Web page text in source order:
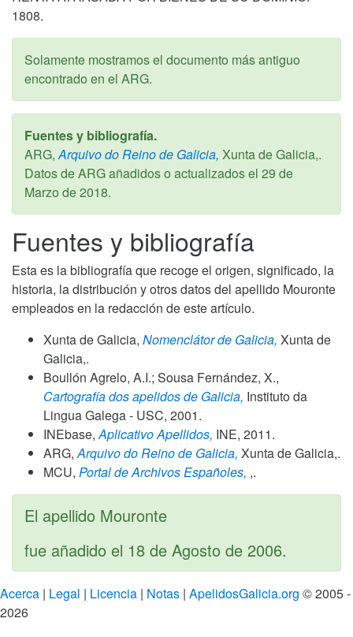
1808.
Solamente mostramos el documento más antiguo
encontrado en el ARG.
Fuentes y bibliografía.
ARG, Arquivo do Reino de Galicia, Xunta de Galicia,.
Datos de ARG añadidos o actualizados el 29 de
Marzo de 2018.
Fuentes y bibliografía
Esta es la bibliografía que recoge el origen, significado, la
historia, la distribución y otros datos del apellido Mouronte
empleados en la redacción de este artículo.
Xunta de Galicia, Nomenclátor de Galicia, Xunta de
Galicia,.
Boullón Agrelo, A.I.; Sousa Fernández, X.,
Cartografía dos apelidos de Galicia, Instituto da
Lingua Galega - USC, 2001.
INEbase, Aplicativo Apellidos, INE, 2011.
ARG, Arquivo do Reino de Galicia, Xunta de Galicia,.
MCU, Portal de Archivos Españoles, ,.
El apellido Mouronte
fue añadido el 18 de Agosto de 2006.
Acerca | Legal | Licencia | Notas | ApelidosGalicia.org © 2005 -
2026